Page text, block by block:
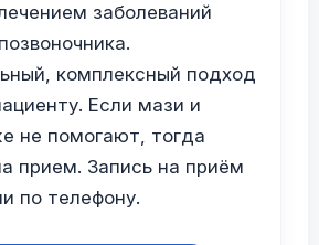
заболеваний
комплексный подход
Если мази и
не помогают, тогда
прием. Запись на приём
по телефону.